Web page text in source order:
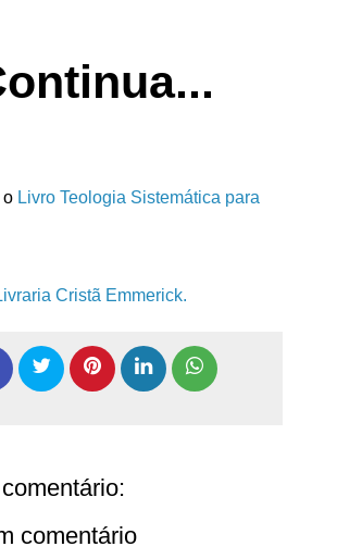
o Livro Teologia Sistemática para
Cristã Emmerick.
comentário